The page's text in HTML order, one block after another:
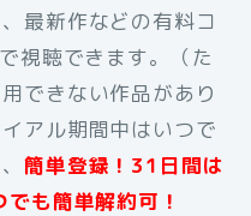
最新作などの有料コ
視聴できます。（た
できない作品があり
アル期間中はいつで
簡単登録！31日間は
も簡単解約可！